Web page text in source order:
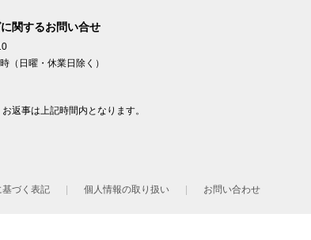
関するお問い合せ
（日曜・休業日除く）
返事は上記時間内となります。
づく表記 個人情報の取り扱い お問い合わせ